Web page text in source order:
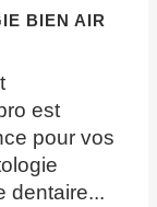
BIEN AIR
est
pour vos
dentaire...